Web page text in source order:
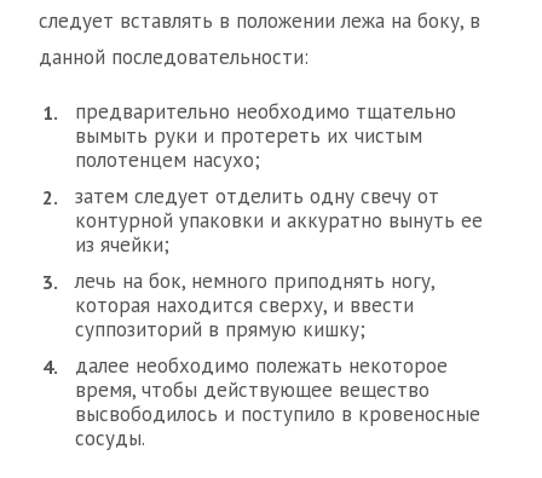
следует вставлять в положении лежа на боку, в
данной последовательности:
предварительно необходимо тщательно
вымыть руки и протереть их чистым
полотенцем насухо;
затем следует отделить одну свечу от
контурной упаковки и аккуратно вынуть ее
из ячейки;
лечь на бок, немного приподнять ногу,
которая находится сверху, и ввести
суппозиторий в прямую кишку;
далее необходимо полежать некоторое
время, чтобы действующее вещество
высвободилось и поступило в кровеносные
сосуды.